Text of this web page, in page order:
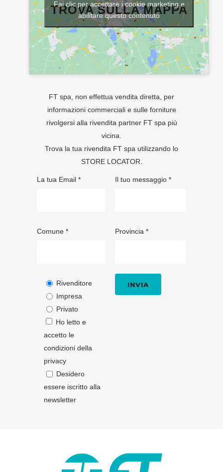
TROVA SULLA MAPPA
Fai clic per accettare i cookie marketing e
abilitare questo contenuto
FT spa, non effettua vendita diretta, per
informazioni commerciali e sulle forniture
rivolgersi alla rivendita partner FT spa più
vicina.
Trova la tua rivendita FT spa utilizzando lo
STORE LOCATOR
La tua Email *
Comune *
Rivenditore
Impresa
Privato
Ho letto e
accetto le
condizioni della
privacy
Desidero
essere iscritto alla
newsletter
Il tuo messaggio *
Provincia *